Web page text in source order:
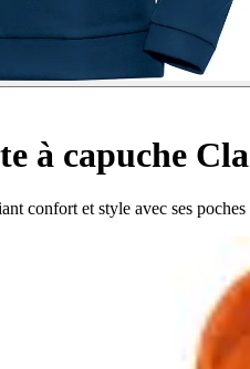
à capuche
confort et style avec ses